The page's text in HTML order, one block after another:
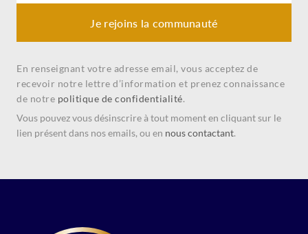
Je rejoins la communauté
En renseignant votre adresse email, vous acceptez de
recevoir notre lettre d’information et prenez connaissance
de notre politique de confidentialité.
Vous pouvez vous désinscrire à tout moment en cliquant sur le
lien présent dans nos emails, ou en nous contactant.